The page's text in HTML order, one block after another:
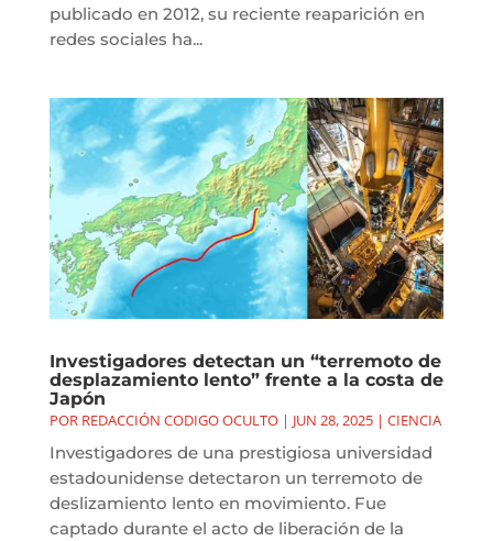
publicado en 2012, su reciente reaparición en
redes sociales ha...
Investigadores detectan un “terremoto de
desplazamiento lento” frente a la costa de
Japón
POR REDACCIÓN CODIGO OCULTO| JUN 28, 2025| CIENCIA
Investigadores de una prestigiosa universidad
estadounidense detectaron un terremoto de
deslizamiento lento en movimiento. Fue
captado durante el acto de liberación de la